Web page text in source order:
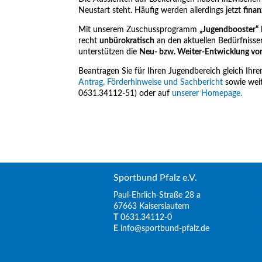
Neustart steht. Häufig werden allerdings jetzt
Mit unserem Zuschussprogramm„Jugendbooster“
rechtunbürokratisch an den aktuellen
unterstützen die Neu- bzw. Weiter-Entwicklung
Beantragen Sie für Ihren Jugendbereich gleich
Antrag, Förderhinweise und Sachbericht sowie
0631.34112-51) oder aufunserer Homepage.
Sportbund Pfalz e.V.
Paul-Ehrlich-Straße 28 a
67663 Kaiserslautern
0631.34112-0
E info@sportbund-pfalz.de